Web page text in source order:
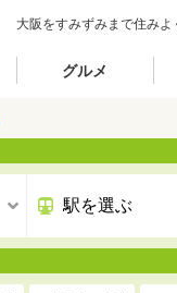
大阪をすみずみまで住み
グルメ